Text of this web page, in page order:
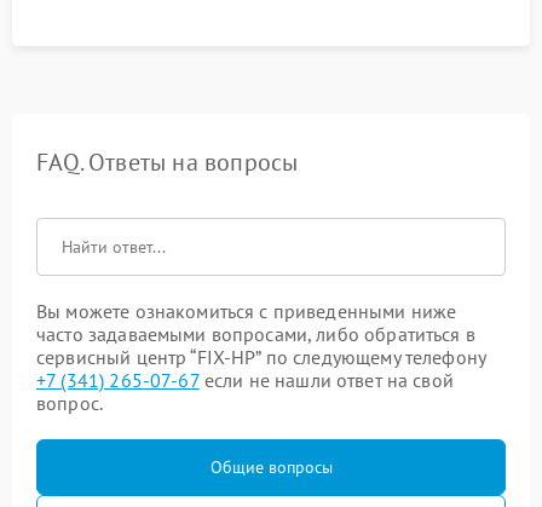
FAQ. Ответы на вопросы
Вы можете ознакомиться с приведенными ниже
часто задаваемыми вопросами, либо обратиться в
сервисный центр “FIX-HP” по следующему телефону
+7 (341) 265-07-67если не нашли ответ на свой
вопрос.
Общие вопросы